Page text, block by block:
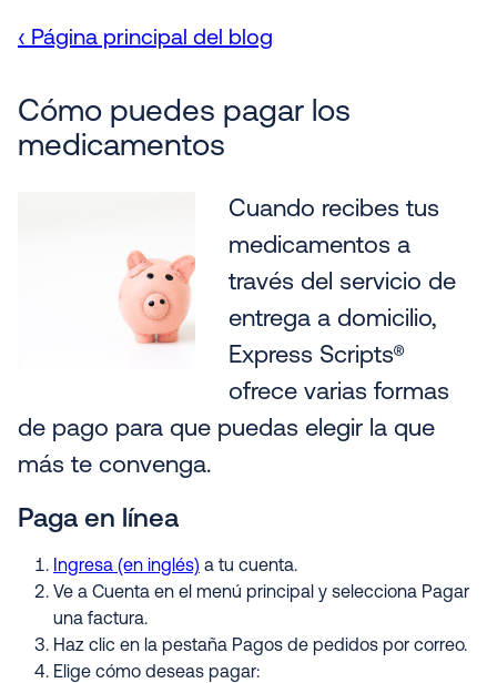
‹ Página principal del blog
Cómo puedes pagar los
medicamentos
Cuando recibes tus
medicamentos a
través del servicio de
entrega a domicilio,
Express Scripts®
ofrece varias formas
de pago para que puedas elegir la que
más te convenga.
Paga en línea
Ingresa (en inglés) a tu cuenta.
Ve a Cuenta en el menú principal y selecciona Pagar
una factura.
Haz clic en la pestaña Pagos de pedidos por correo.
Elige cómo deseas pagar: